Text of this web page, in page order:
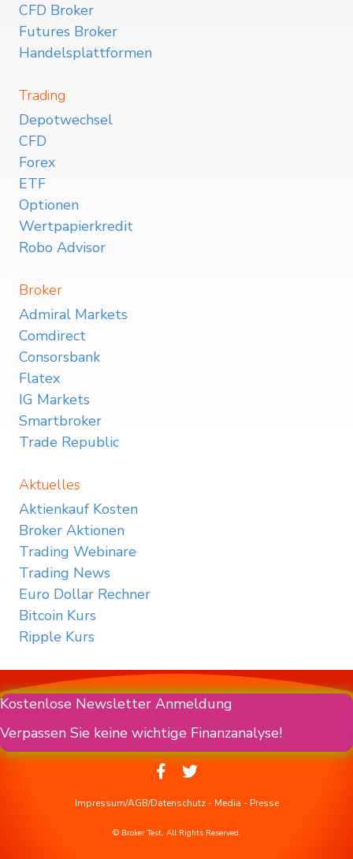
CFD Broker
Futures Broker
Handelsplattformen
Trading
Depotwechsel
CFD
Forex
ETF
Optionen
Wertpapierkredit
Robo Advisor
Broker
Admiral Markets
Comdirect
Consorsbank
Flatex
IG Markets
Smartbroker
Trade Republic
Aktuelles
Aktienkauf Kosten
Broker Aktionen
Trading Webinare
Trading News
Euro Dollar Rechner
Bitcoin Kurs
Ripple Kurs
Kostenlose Newsletter Anmeldung
Verpassen Sie keine wichtige Finanzanalyse!
Impressum/AGB/Datenschutz- Media - Presse
© Broker Test. All Rights Reserved.